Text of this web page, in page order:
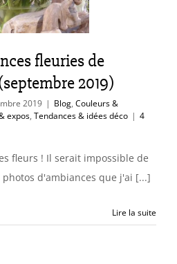
fleuries de
2019)
2019 | Blog, Couleurs &
expos, Tendances & idées déco | 4
fleurs ! Il serait impossible de
d'ambiances que j'ai [...]
Lire la suite